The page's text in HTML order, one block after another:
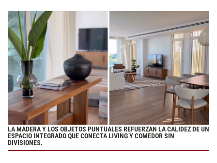
LA MADERA Y LOS OBJETOS PUNTUALES REFUERZAN LA CALIDEZ DE UN
ESPACIO INTEGRADO QUE CONECTA LIVING Y COMEDOR SIN
DIVISIONES.